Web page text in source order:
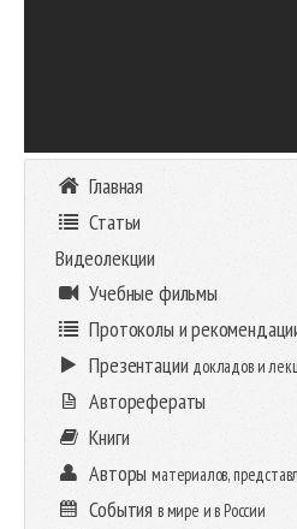
Главная
Статьи
Видеолекции
Учебные фильмы
Протоколы и
Презентации докладов и
Авторефераты
Книги
Авторыматериалов,
События в мире и в России